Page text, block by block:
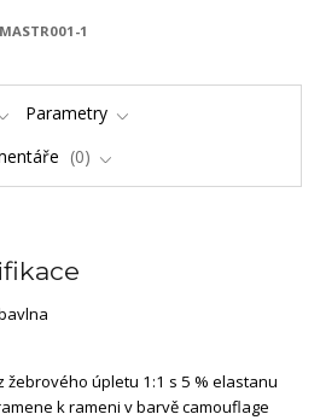
MASTR001-1
Parametry
0
žebrového úpletu 1:1 s 5 % elastanu
k rameni v barvě camouflage